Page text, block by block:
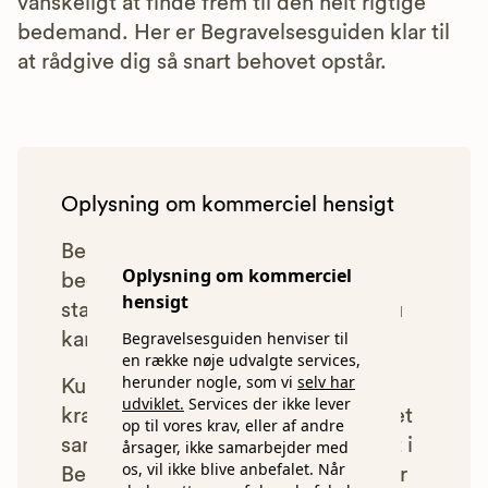
Oplysning om kommerciel
hensigt
Begravelsesguiden henviser til
en række nøje udvalgte services,
herunder nogle, som vi selv har
udviklet. Services der ikke lever
op til vores krav, eller af andre
årsager, ikke samarbejder med
os, vil ikke blive anbefalet. Når
bedemand. Her er Begravelsesguiden klar til
at rådgive dig så snart behovet opstår.
Oplysning om kommerciel hensigt
Begravelsesguiden anbefaler kun
bedemænd, der lever op til vores
statistiske pris- og kvalitetskrav. Du
kan læse mere om vores krav
Kun bedemænd der lever op til
kravene har mulighed for at indgå et
samarbejde med os om at blive vist i
Begravelsesguiden. Bedemænd der